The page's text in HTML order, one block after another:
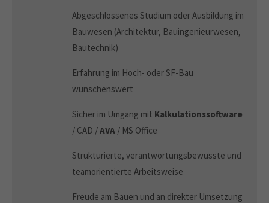
Abgeschlossenes Studium oder Ausbildung im
Bauwesen (Architektur, Bauingenieurwesen,
Bautechnik)
Erfahrung im Hoch- oder SF-Bau
wünschenswert
Sicher im Umgang mit Kalkulationssoftware
/ CAD /AVA / MS Office
Strukturierte, verantwortungsbewusste und
teamorientierte Arbeitsweise
Freude am Bauen und an direkter Umsetzung